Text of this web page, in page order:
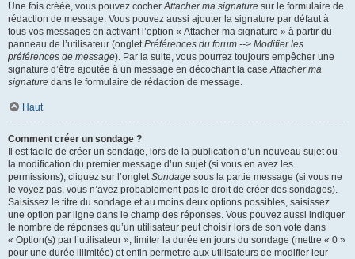
Une fois créée, vous pouvez cocherAttacher ma signature sur le formulaire de
rédaction de message. Vous pouvez aussi ajouter la signature par défaut à
tous vos messages en activant l’option « Attacher ma signature » à partir du
panneau de l’utilisateur (ongletPréférences du forum --> Modifier les
préférences de message). Par la suite, vous pourrez toujours empêcher une
signature d’être ajoutée à un message en décochant la caseAttacher ma
signature dans le formulaire de rédaction de message.
Haut
Comment créer un sondage ?
Il est facile de créer un sondage, lors de la publication d’un nouveau sujet ou
la modification du premier message d’un sujet (si vous en avez les
permissions), cliquez sur l’ongletSondage sous la partie message (si vous ne
le voyez pas, vous n’avez probablement pas le droit de créer des sondages).
Saisissez le titre du sondage et au moins deux options possibles, saisissez
une option par ligne dans le champ des réponses. Vous pouvez aussi indiquer
le nombre de réponses qu’un utilisateur peut choisir lors de son vote dans
« Option(s) par l’utilisateur », limiter la durée en jours du sondage (mettre « 0 »
pour une durée illimitée) et enfin permettre aux utilisateurs de modifier leur